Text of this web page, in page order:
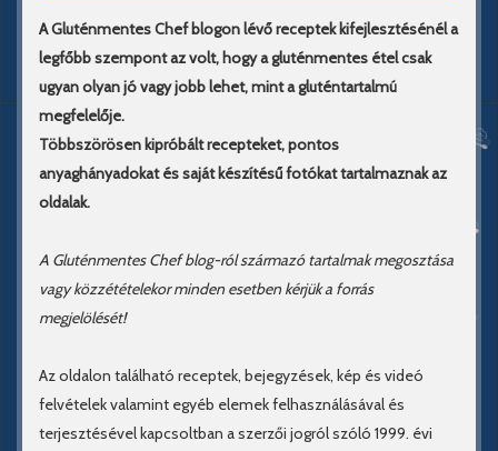
A Gluténmentes Chef blogon lévő receptek kifejlesztésénél a
legfőbb szempont az volt, hogy a gluténmentes étel csak
ugyan olyan jó vagy jobb lehet, mint a gluténtartalmú
megfelelője.
Többszörösen kipróbált recepteket, pontos
anyaghányadokat és saját készítésű fotókat tartalmaznak az
oldalak.
A Gluténmentes Chef blog-ról származó tartalmak megosztása
vagy közzétételekor minden esetben kérjük a forrás
megjelölését!
Az oldalon található receptek, bejegyzések, kép és videó
felvételek valamint egyéb elemek felhasználásával és
terjesztésével kapcsoltban a szerzői jogról szóló 1999. évi